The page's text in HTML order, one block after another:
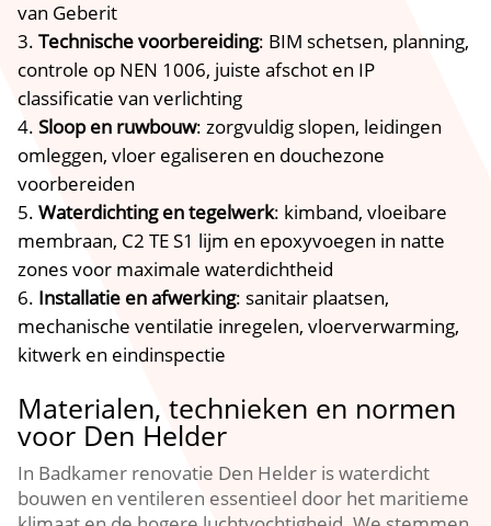
van Geberit
Technische voorbereiding: BIM schetsen, planning,
controle op NEN 1006, juiste afschot en IP
classificatie van verlichting
Sloop en ruwbouw: zorgvuldig slopen, leidingen
omleggen, vloer egaliseren en douchezone
voorbereiden
Waterdichting en tegelwerk: kimband, vloeibare
membraan, C2 TE S1 lijm en epoxyvoegen in natte
zones voor maximale waterdichtheid
Installatie en afwerking: sanitair plaatsen,
mechanische ventilatie inregelen, vloerverwarming,
kitwerk en eindinspectie
Materialen, technieken en normen
voor Den Helder
In Badkamer renovatie Den Helder is waterdicht
bouwen en ventileren essentieel door het maritieme